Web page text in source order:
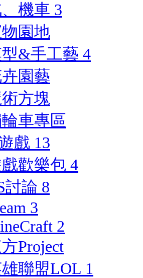
機車 3
園地
&手工藝 4
園藝
方塊
車專區
戲 13
歡樂包 4
討論 8
3
2
Project
聯盟LOL 1